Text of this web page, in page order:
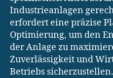
Industrieanlagen
erfordert eine präzise
Optimierung, um den
der Anlage zu
Zuverlässigkeit und
Betriebs sicherzustellen.